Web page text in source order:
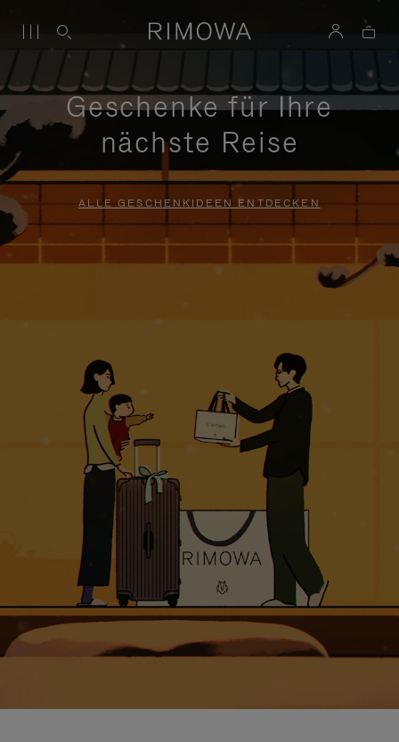
Geschenke für Ihre
nächste Reise
ALLE GESCHENKIDEEN ENTDECKEN